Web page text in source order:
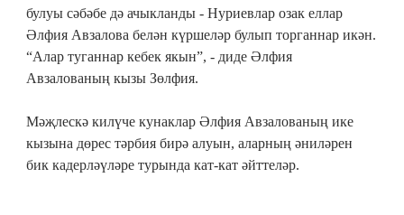
булуы сәбәбе дә ачыкланды - Нуриевлар озак еллар
Әлфия Авзалова белән күршеләр булып торганнар икән.
“Алар туганнар кебек якын”, - диде Әлфия
Авзалованың кызы Зөлфия.
Мәҗлескә килүче кунаклар Әлфия Авзалованың ике
кызына дөрес тәрбия бирә алуын, аларның әниләрен
бик кадерләүләре турында кат-кат әйттеләр.